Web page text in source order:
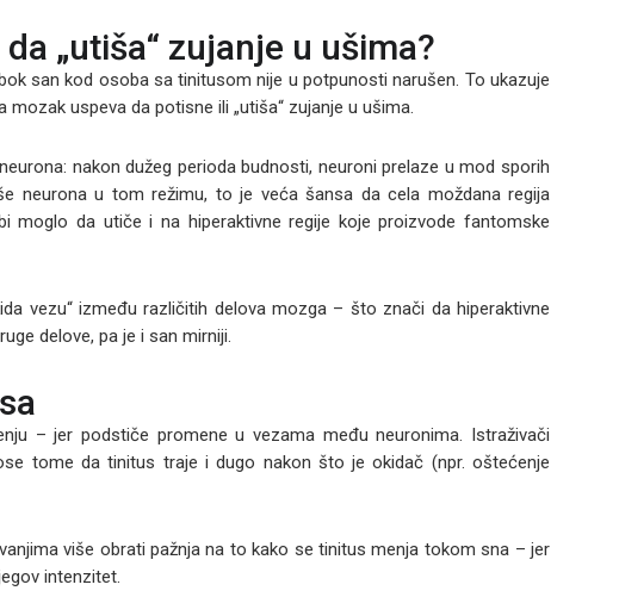
„utiša“ zujanje u ušima?
san kod osoba sa tinitusom nije u potpunosti narušen. To ukazuje
uspeva da potisne ili „utiša“ zujanje u ušima.
nakon dužeg perioda budnosti, neuroni prelaze u mod sporih
neurona u tom režimu, to je veća šansa da cela moždana regija
moglo da utiče i na hiperaktivne regije koje proizvode fantomske
vezu“ između različitih delova mozga – što znači da hiperaktivne
delove, pa je i san mirniji.
– jer podstiče promene u vezama među neuronima. Istraživači
tome da tinitus traje i dugo nakon što je okidač (npr. oštećenje
više obrati pažnja na to kako se tinitus menja tokom sna – jer
intenzitet.